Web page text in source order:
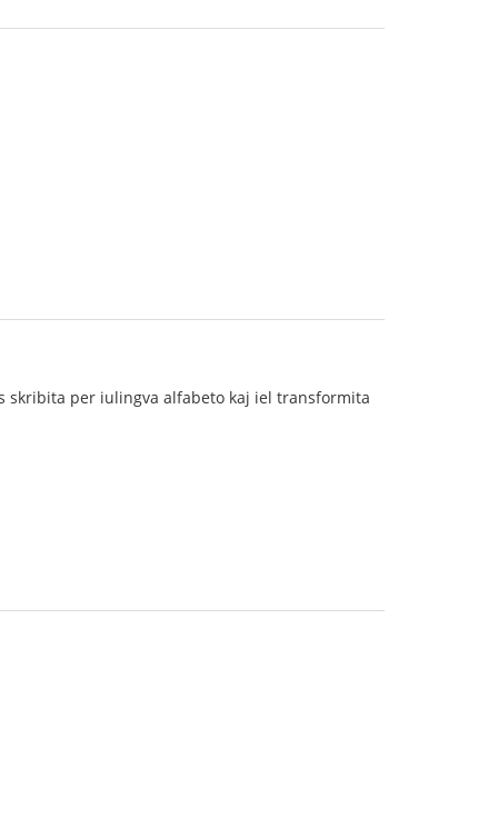
skribita per iulingva alfabeto kaj iel transformita